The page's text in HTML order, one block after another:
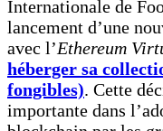
Internationale de
lancement d’une
avec l’Ethereum
héberger sa
fongibles). Cette
importante dans